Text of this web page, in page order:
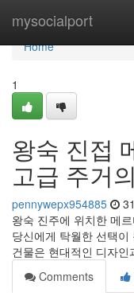
mysocialport
Home
Home
1
왕숙 진접
고급 주거
pennywepx954885
왕숙 진주에 위치한 메
당신에게 탁월한 선택
건물은 현대적인 디자인
Comments